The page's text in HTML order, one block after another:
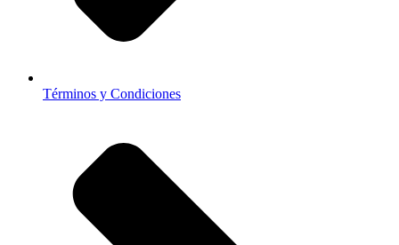
Términos y Condiciones